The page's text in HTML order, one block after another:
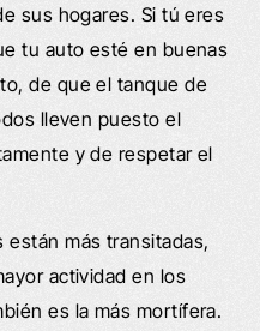
sus hogares. Si tú eres
tu auto esté en buenas
de que el tanque de
lleven puesto el
y de respetar el
están más transitadas,
actividad en los
es la más mortífera.